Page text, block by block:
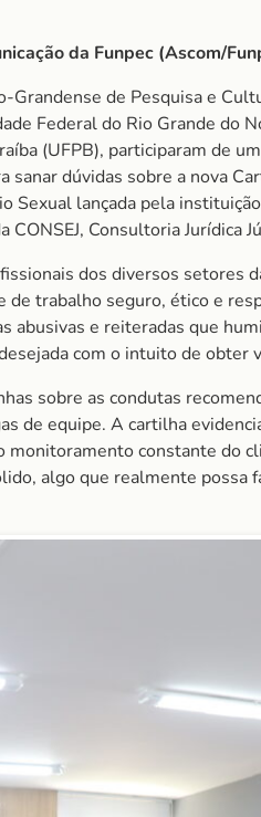
da Funpec (Ascom/
Grandense de Pesquisa e
Federal do Rio Grande do
(UFPB), participaram de um
dúvidas sobre a nova
Sexual lançada pela
Consultoria
dos diversos setores
trabalho seguro, ético e
abusivas e reiteradas que
com o intuito de obter
sobre as condutas
de equipe. A cartilha
constante do
algo que realmente possa